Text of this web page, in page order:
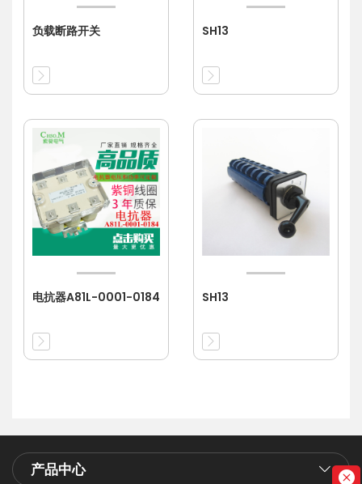
负载断路开关 SH13
电抗器A81L-0001-0184 SH13
产品中心